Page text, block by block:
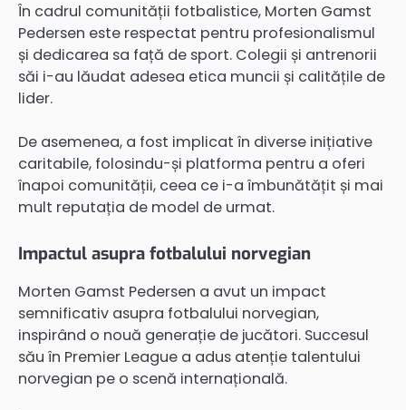
În cadrul comunității fotbalistice, Morten Gamst
Pedersen este respectat pentru profesionalismul
și dedicarea sa față de sport. Colegii și antrenorii
săi i-au lăudat adesea etica muncii și calitățile de
lider.
De asemenea, a fost implicat în diverse inițiative
caritabile, folosindu-și platforma pentru a oferi
înapoi comunității, ceea ce i-a îmbunătățit și mai
mult reputația de model de urmat.
Impactul asupra fotbalului norvegian
Morten Gamst Pedersen a avut un impact
semnificativ asupra fotbalului norvegian,
inspirând o nouă generație de jucători. Succesul
său în Premier League a adus atenție talentului
norvegian pe o scenă internațională.